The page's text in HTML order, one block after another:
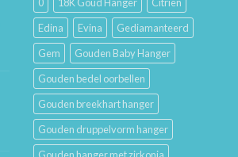
0 18K Goud Hanger
Citrien
Edina
Evina
Gediamanteerd
Gem
Gouden Baby Hanger
Gouden bedel oorbellen
Gouden breekhart hanger
Gouden druppelvorm hanger